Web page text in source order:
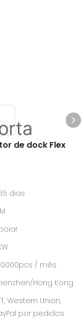
de dock Flex
dias
/ mês
Hong Kong
Western Union,
por pedidos